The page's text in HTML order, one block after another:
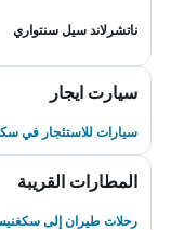
ناتشرلاند سيل سنتواري
سيارت ايجار
سيارات للاستئجار في
المطارات القريبة
رحلات طيران إلى